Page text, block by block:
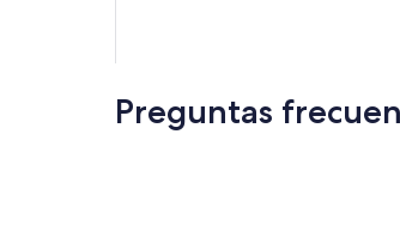
Preguntas